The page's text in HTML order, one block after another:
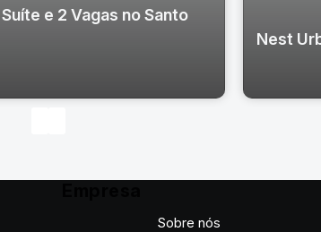
e 2 Vagas no Santo
Nest
Sobre nós